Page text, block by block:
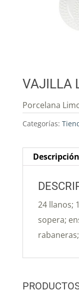
VAJILLA
Porcelana
Categorías:
Descripción
24 llanos;
sopera;